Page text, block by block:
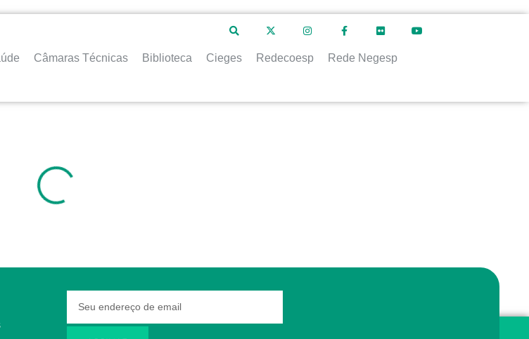
Câmaras Técnicas Biblioteca Cieges Redecoesp Rede Negesp